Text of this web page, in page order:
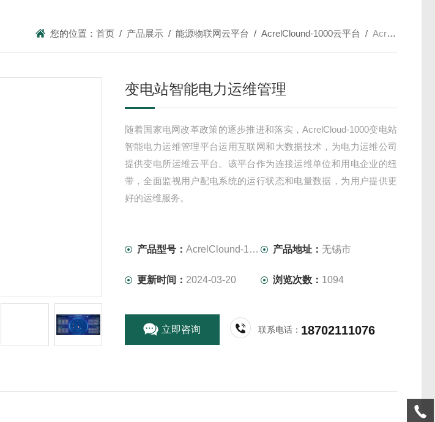
您的位置：首页 / 产品展示 /能源物联网云平台 /AcrelClound-1000云平台 /AcrelClound-1000变电站智能电力运维管理
变电站智能电力运维管理
随着国家电网改革政策的逐步推进和落实，AcrelCloud-1000变电站
智能电力运维管理平台运用互联网和大数据技术，为电力运维公司
提供变电所运维云平台。该平台作为连接运维单位和用电企业的纽
带，全面监视用户配电系统的运行状态和电量数据，为用户提供更
好的运维服务。
产品型号： AcrelClound-1000 产品地址： 无锡市
更新时间： 2024-03-20 浏览次数： 1094
立即咨询 联系电话： 18702111076